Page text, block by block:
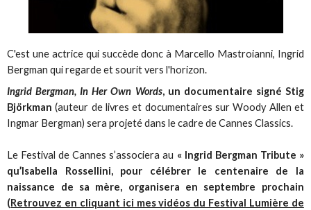
C'est une actrice qui succède donc à Marcello Mastroianni, Ingrid
Bergman qui regarde et sourit vers l'horizon.
Ingrid Bergman, In Her Own Words, un documentaire signé Stig
Björkman (auteur de livres et documentaires sur Woody Allen et
Ingmar Bergman) sera projeté dans le cadre de Cannes Classics.
Le Festival de Cannes s’associera au « Ingrid Bergman Tribute »
qu’Isabella Rossellini, pour célébrer le centenaire de la
naissance de sa mère, organisera en septembre prochain
(Retrouvez en cliquant ici mes vidéos du Festival Lumière de